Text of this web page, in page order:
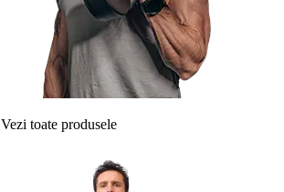
Vezi toate produsele